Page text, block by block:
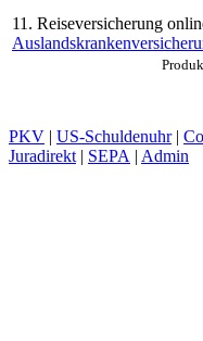
11. Reiseversicherung
PKV | US-Schuldenuhr|
Juradirekt | SEPA | Admin